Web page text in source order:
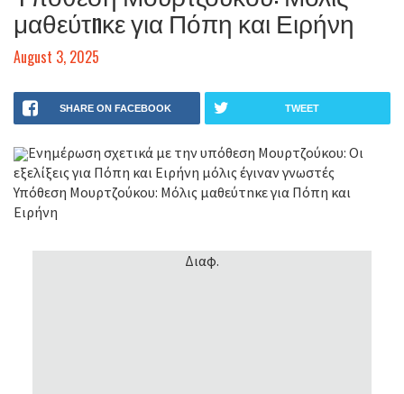
μαθεύτnκε για Πόπη και Ειρήνη
August 3, 2025
SHARE ON FACEBOOK TWEET
Ενημέρωση σχετικά με την υπόθεση Μουρτζούκου: Οι
εξελίξεις για Πόπη και Ειρήνη μόλις έγιναν γνωστές
Υπόθεση Μουρτζούκου: Μόλις μαθεύτnκε για Πόπη και
Ειρήνη
Διαφ.